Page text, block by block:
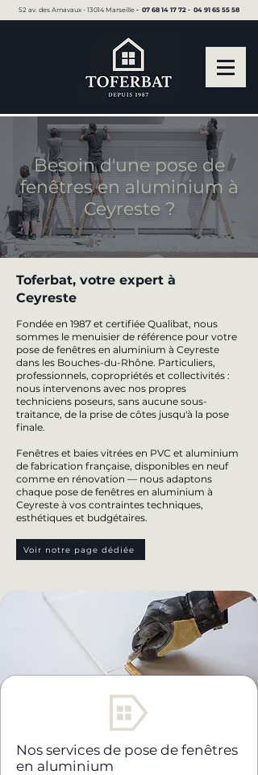
52 av. des Arnavaux - 13014 Marseille ▪︎ 07 68 14 17 72 ▪︎ 04 91 65 55 58
Besoin d'une pose de
fenêtres en aluminium à
Ceyreste ?
Toferbat, votre expert à
Ceyreste
Fondée en 1987 et certifiée Qualibat, nous
sommes le menuisier de référence pour votre
pose de fenêtres en aluminium à Ceyreste
dans les Bouches-du-Rhône. Particuliers,
professionnels, copropriétés et collectivités :
nous intervenons avec nos propres
techniciens poseurs, sans aucune sous-
traitance, de la prise de côtes jusqu'à la pose
finale.
Fenêtres et baies vitrées en PVC et aluminium
de fabrication française, disponibles en neuf
comme en rénovation — nous adaptons
chaque pose de fenêtres en aluminium à
Ceyreste à vos contraintes techniques,
esthétiques et budgétaires.
Voir notre page dédiée
Nos services de pose de fenêtres
en aluminium